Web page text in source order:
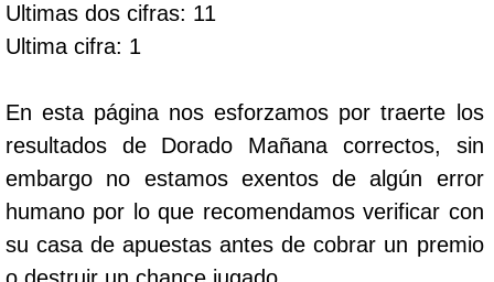
Ultimas dos cifras: 11
Ultima cifra: 1
En esta página nos esforzamos por traerte los
resultados de Dorado Mañana correctos, sin
embargo no estamos exentos de algún error
humano por lo que recomendamos verificar con
su casa de apuestas antes de cobrar un premio